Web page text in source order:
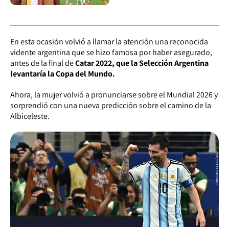
En esta ocasión volvió a llamar la atención una reconocida
vidente argentina que se hizo famosa por haber asegurado,
antes de la final deCatar 2022, que la Selección Argentina
levantaría la Copa del Mundo.
Ahora, la mujer volvió a pronunciarse sobre el Mundial 2026 y
sorprendió con una nueva predicción sobre el camino de la
Albiceleste.